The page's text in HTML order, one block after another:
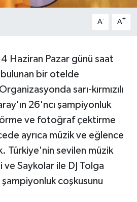
A- A+
Haziran Pazar günü saat
bir otelde
sarı-kırmızılı
26'ncı şampiyonluk
görme ve fotoğraf çektirme
ayrıca müzik ve eğlence
Türkiye'nin sevilen müzik
Saykolar ile DJ Tolga
coşkusunu